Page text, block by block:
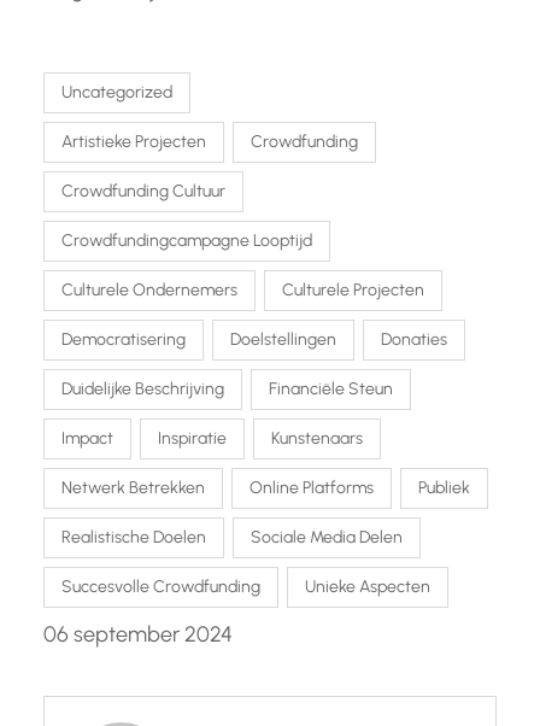
Uncategorized
Artistieke Projecten Crowdfunding
Crowdfunding Cultuur
Crowdfundingcampagne Looptijd
Culturele Ondernemers Culturele Projecten
Democratisering Doelstellingen Donaties
Duidelijke Beschrijving Financiële Steun
Impact Inspiratie Kunstenaars
Netwerk Betrekken Online Platforms Publiek
Realistische Doelen Sociale Media Delen
Succesvolle Crowdfunding Unieke Aspecten
06 september 2024